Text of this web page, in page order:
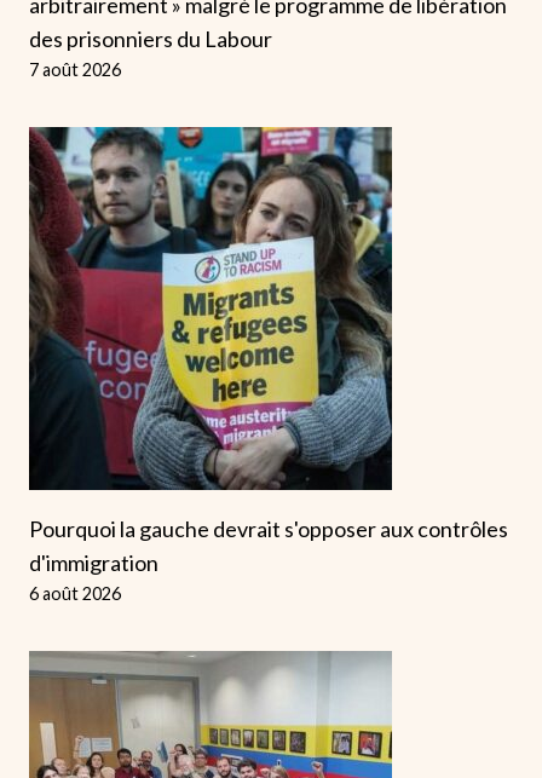
des prisonniers du Labour
7 août 2026
Pourquoi la gauche devrait s'opposer aux contrôles
d'immigration
6 août 2026